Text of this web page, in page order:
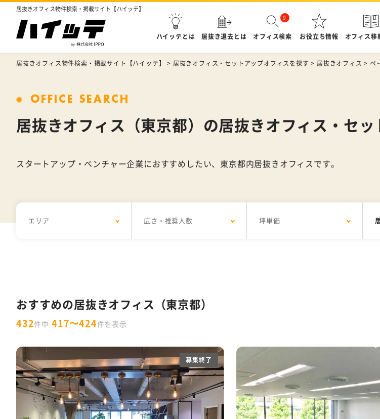
居抜きオフィス物件検索・掲載サイト【ハイッテ】
ハイッテとは 居抜き退去とは オフィス検索 お役立ち情報 オフィス移
居抜きオフィス物件検索・掲載サイト【ハイッテ】 > 居抜きオフィス・セットアップオフィスを探す >居抜きオフィス >ペ
OFFICE SEARCH
居抜きオフィス（東京都）の居抜きオフィス・セ
スタートアップ・ベンチャー企業におすすめしたい、東京都内居抜きオフィスです。
エリア 広さ・推奨人数 坪単価
特集一覧
ラウンジ・テラス・バルコニーがあるオフィス
スタートアップ企業向け東京都の30坪以下オフィス特集
10人以下 11～30人 31～50人
セントラル空調
OAフロア 天井が高い
フリーレント 什器付き
おすすめの居抜きオフィス（東京都）
432件中 417〜424件を表示
募集終了